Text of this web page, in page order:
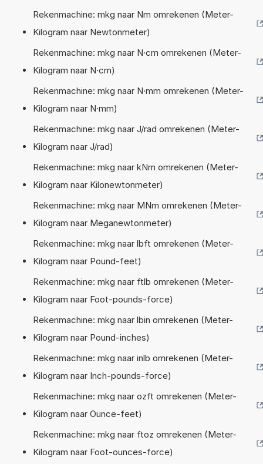
Rekenmachine: mkg naar Nm omrekenen (Meter-
Kilogram naar Newtonmeter)
Rekenmachine: mkg naar N·cm omrekenen (Meter-
Kilogram naar N·cm)
Rekenmachine: mkg naar N·mm omrekenen (Meter-
Kilogram naar N·mm)
Rekenmachine: mkg naar J/rad omrekenen (Meter-
Kilogram naar J/rad)
Rekenmachine: mkg naar kNm omrekenen (Meter-
Kilogram naar Kilonewtonmeter)
Rekenmachine: mkg naar MNm omrekenen (Meter-
Kilogram naar Meganewtonmeter)
Rekenmachine: mkg naar lbft omrekenen (Meter-
Kilogram naar Pound-feet)
Rekenmachine: mkg naar ftlb omrekenen (Meter-
Kilogram naar Foot-pounds-force)
Rekenmachine: mkg naar lbin omrekenen (Meter-
Kilogram naar Pound-inches)
Rekenmachine: mkg naar inlb omrekenen (Meter-
Kilogram naar Inch-pounds-force)
Rekenmachine: mkg naar ozft omrekenen (Meter-
Kilogram naar Ounce-feet)
Rekenmachine: mkg naar ftoz omrekenen (Meter-
Kilogram naar Foot-ounces-force)